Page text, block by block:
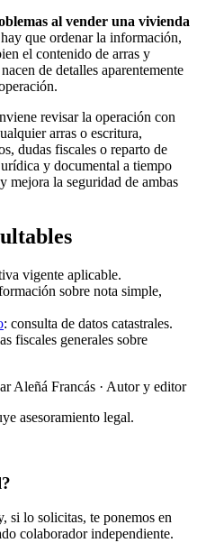
al vender una vivienda
que ordenar la información,
el contenido de arras y
de detalles aparentemente
revisar la operación con
arras o escritura,
dudas fiscales o reparto de
y documental a tiempo
mejora la seguridad de ambas
vigente aplicable.
sobre nota simple,
: consulta de datos catastrales.
fiscales generales sobre
Aleñá Francás · Autor y editor
asesoramiento legal.
si lo solicitas, te ponemos en
colaborador independiente.